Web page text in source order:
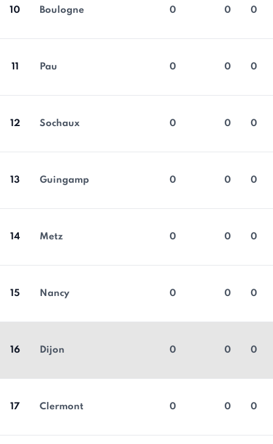
10 Boulogne 0 0 0
11 Pau 0 0 0
12 Sochaux 0 0 0
13 Guingamp 0 0 0
14 Metz 0 0 0
15 Nancy 0 0 0
16 Dijon 0 0 0
17 Clermont 0 0 0